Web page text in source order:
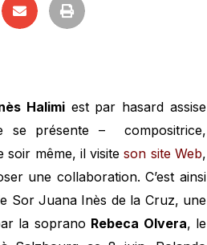
Halimiest par hasard assise
se présente – compositrice,
soir même, il visiteson site Web,
une collaboration. C’est ainsi
Sor Juana Inès de la Cruz, une
la soprano Rebeca Olvera, le